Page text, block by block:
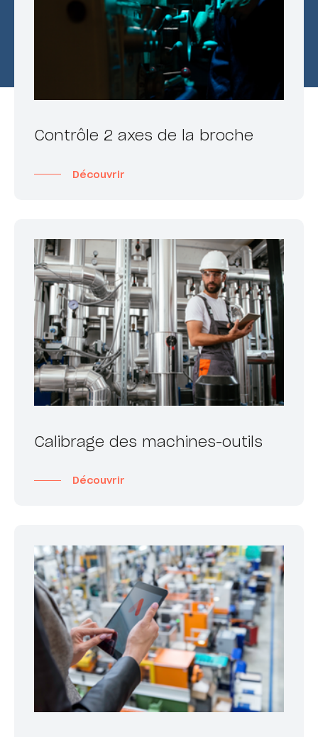
Contrôle 2 axes de la broche
Découvrir
Calibrage des machines-outils
Découvrir